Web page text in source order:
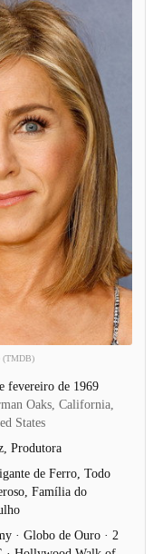
(TMDB)
fevereiro de 1969
Oaks, California,
States
Produtora
de Ferro, Todo
Família do
· Globo de Ouro · 2